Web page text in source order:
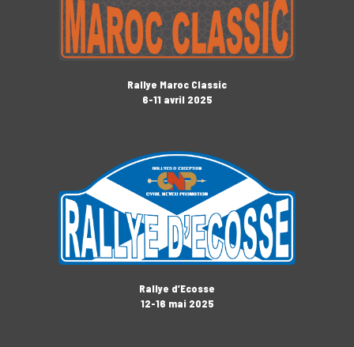
Rallye Maroc Classic
6-11 avril 2025
Rallye d’Ecosse
12-16 mai 2025